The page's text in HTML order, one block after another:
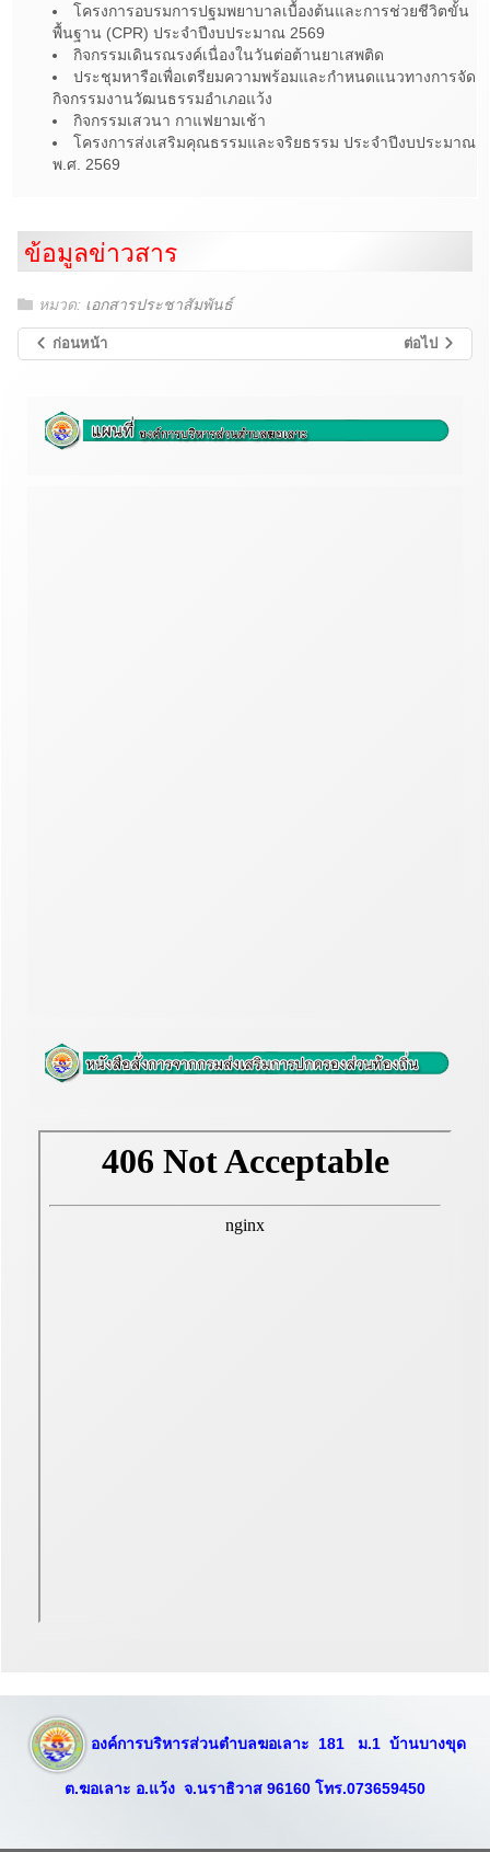
โครงการอบรมการปฐมพยาบาลเบื้องต้นและการช่วยชีวิตขั้น
พื้นฐาน (CPR) ประจำปีงบประมาณ 2569
กิจกรรมเดินรณรงค์เนื่องในวันต่อต้านยาเสพติด
ประชุมหารือเพื่อเตรียมความพร้อมและกำหนดแนวทางการจัด
กิจกรรมงานวัฒนธรรมอำเภอแว้ง
กิจกรรมเสวนา กาแฟยามเช้า
โครงการส่งเสริมคุณธรรมและจริยธรรม ประจำปีงบประมาณ
พ.ศ. 2569
ข้อมูลข่าวสาร
หมวด: เอกสารประชาสัมพันธ์
ก่อนหน้า ต่อไป
องค์การบริหารส่วนตำบลฆอเลาะ 181 ม.1 บ้านบางขุด
ต.ฆอเลาะ อ.แว้ง จ.นราธิวาส​ 96160 โทร.073659450